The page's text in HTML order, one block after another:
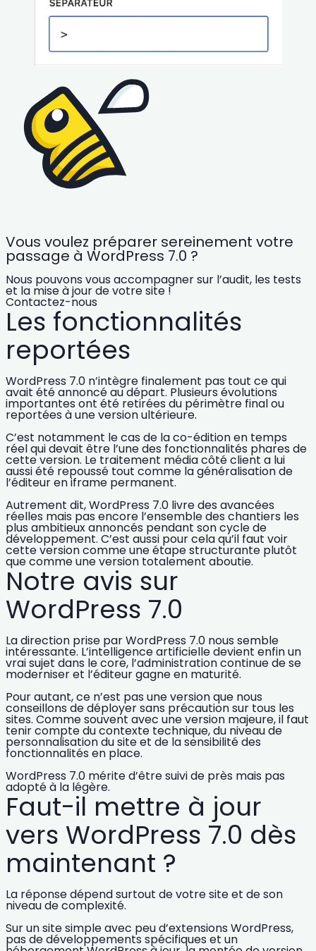
Vous voulez préparer sereinement votre
passage à WordPress 7.0 ?
Nous pouvons vous accompagner sur l’audit, les tests
et la mise à jour de votre site !
Contactez-nous
Les fonctionnalités
reportées
WordPress 7.0 n’intègre finalement pas tout ce qui
avait été annoncé au départ. Plusieurs évolutions
importantes ont été retirées du périmètre finalou
reportées à une version ultérieure.
C’est notamment le cas de laco-édition en temps
réelqui devait être l’une des fonctionnalités phares de
cette version. Le traitement média côté client a lui
aussi été repoussé tout comme la généralisation de
l’éditeur en iframe permanent.
Autrement dit, WordPress 7.0 livre des avancées
réelles mais pas encore l’ensemble des chantiers les
plus ambitieux annoncés pendant son cycle de
développement. C’est aussi pour cela qu’il faut voir
cette version comme uneétape structurante plutôt
que comme une version totalement aboutie.
Notre avis sur
WordPress 7.0
La direction prise par WordPress 7.0 nous semble
intéressante. L’intelligence artificielle devient enfin un
vrai sujet dans le core, l’administration continue de se
moderniser et l’éditeur gagne en maturité.
Pour autant, ce n’est pas une version que nous
conseillons de déployer sans précaution sur tous les
sites. Comme souvent avec une version majeure, il faut
tenir compte du contexte technique, du niveau de
personnalisation du site et de la sensibilité des
fonctionnalités en place.
WordPress 7.0 mérite d’être suivi de près mais pas
adopté à la légère.
Faut-il mettre à jour
vers WordPress 7.0 dès
maintenant ?
La réponse dépend surtout de votre site et de son
niveau de complexité.
Sur unsite simpleavec peu d’extensions WordPress,
pas de développements spécifiques et un